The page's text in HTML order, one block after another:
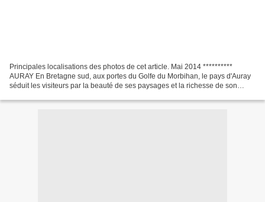
Principales localisations des photos de cet article. Mai 2014 **********
AURAY En Bretagne sud, aux portes du Golfe du Morbihan, le pays d'Auray
séduit les visiteurs par la beauté de ses paysages et la richesse de son